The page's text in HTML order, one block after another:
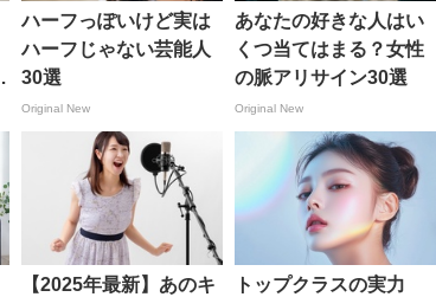
ハーフっぽいけど実は
ハーフじゃない芸能人
30選
Original New
あなたの好きな人はい
くつ当てはまる？女性
の脈アリサイン30選
Original New
【2025年最新】あのキ
トップクラスの実力